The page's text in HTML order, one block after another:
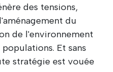
des tensions,
du
de l'environnement
Et sans
stratégie est vouée